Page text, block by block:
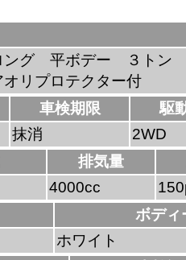
ング 平ボデー ３トン
リプロテクター付
車検期限 駆
抹消 2WD
排気量
4000cc
ボディ
ホワイト